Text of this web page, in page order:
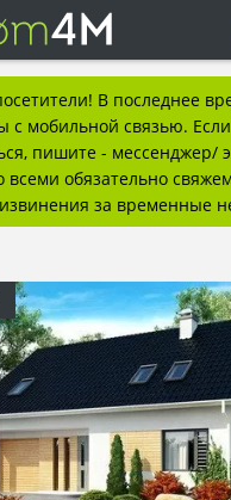
В последнее
с мобильной связью.
пишите - мессенджер/
всеми обязательно
за временные